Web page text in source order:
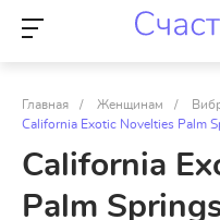
Главная / Женщинам /
California Exotic Novelties Palm
California
Palm